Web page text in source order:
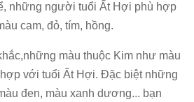
những người tuổi Ất Hợi phù hợp
cam, đỏ, tím, hồng.
màu thuộc Kim như màu
với tuổi Ất Hợi. Đặc biệt những
đen, màu xanh dương... bạn